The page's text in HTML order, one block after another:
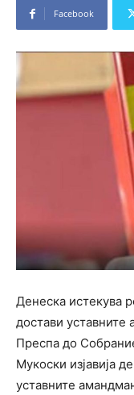
Facebook
Денеска истекува
достави
Преспа до
Мукоски изјавија
уставните